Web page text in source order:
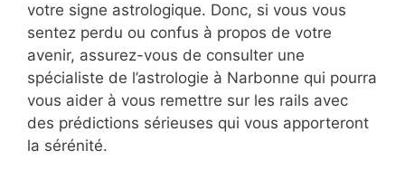
votre signe astrologique. Donc, si vous vous
sentez perdu ou confus à propos de votre
avenir, assurez-vous de consulter une
spécialiste de l’astrologie à Narbonne qui pourra
vous aider à vous remettre sur les rails avec
des prédictions sérieuses qui vous apporteront
la sérénité.